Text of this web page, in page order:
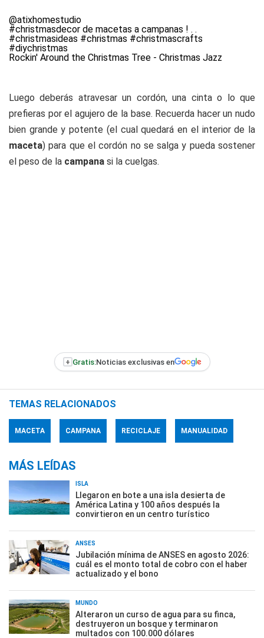
@atixhomestudio
#christmasdecor de macetas a campanas ! . .
#christmasideas #christmas #christmascrafts
#diychristmas
Rockin' Around the Christmas Tree - Christmas Jazz
Luego deberás atravesar un cordón, una cinta o lo que
prefieras por el agujero de la base. Recuerda hacer un nudo
bien grande y potente (el cual quedará en el interior de la
maceta) para que el cordón no se salga y pueda sostener
el peso de la campana si la cuelgas.
+ Gratis:Noticias exclusivas en
TEMAS RELACIONADOS
MACETA CAMPANA RECICLAJE MANUALIDAD
MÁS LEÍDAS
ISLA
Llegaron en bote a una isla desierta de
América Latina y 100 años después la
convirtieron en un centro turístico
ANSES
Jubilación mínima de ANSES en agosto 2026:
cuál es el monto total de cobro con el haber
actualizado y el bono
MUNDO
Alteraron un curso de agua para su finca,
destruyeron un bosque y terminaron
multados con 100.000 dólares